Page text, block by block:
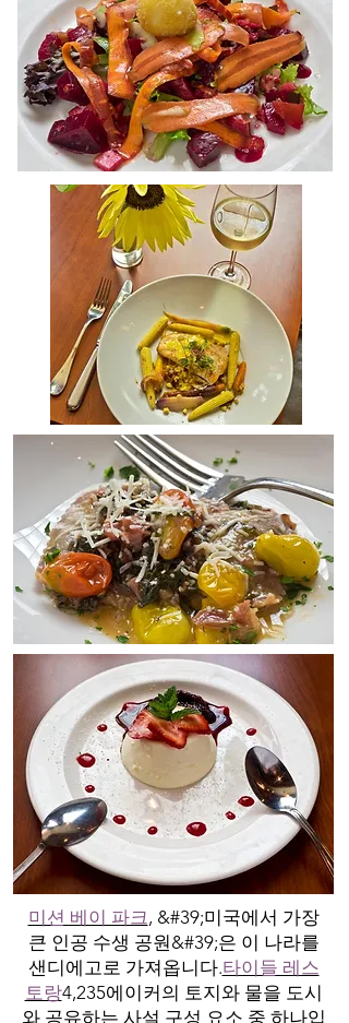
미션 베이 파크, &#39;미국에서 가장
큰 인공 수생 공원&#39;은 이 나라를
샌디에고로 가져옵니다.타이들 레스
토랑4,235에이커의 토지와 물을 도시
와 공유하는 사설 구성 요소 중 하나입